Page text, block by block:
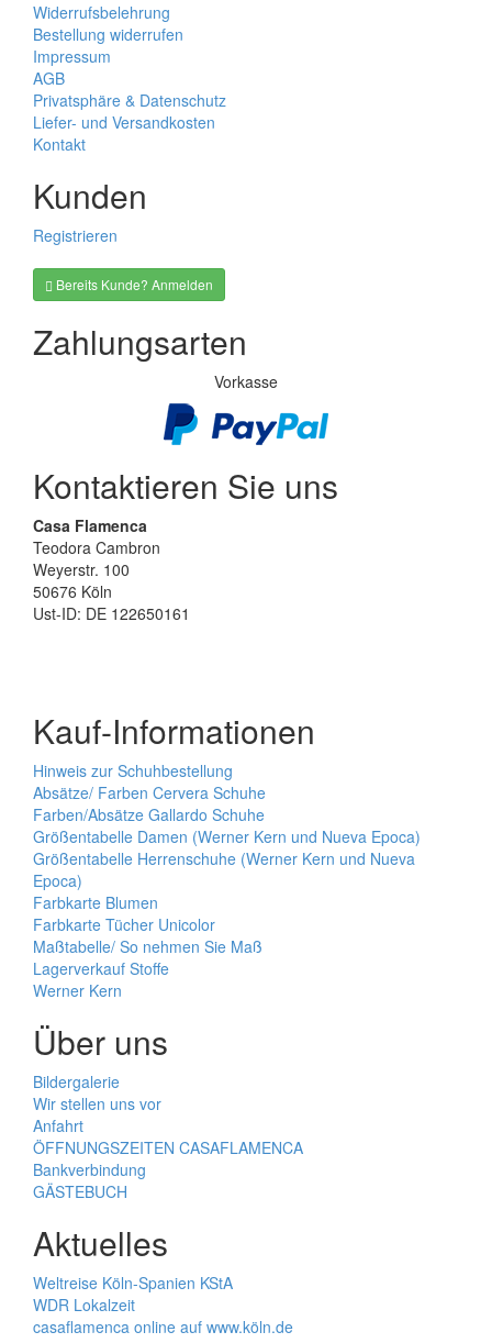
Widerrufsbelehrung
Bestellung widerrufen
Impressum
AGB
Privatsphäre & Datenschutz
Liefer- und Versandkosten
Kontakt
Kunden
Registrieren
Bereits Kunde? Anmelden
Zahlungsarten
Vorkasse
Kontaktieren Sie uns
Casa Flamenca
Teodora Cambron
Weyerstr. 100
50676 Köln
Ust-ID: DE 122650161
Kauf-Informationen
Hinweis zur Schuhbestellung
Absätze/ Farben Cervera Schuhe
Farben/Absätze Gallardo Schuhe
Größentabelle Damen (Werner Kern und Nueva Epoca)
Größentabelle Herrenschuhe (Werner Kern und Nueva
Epoca)
Farbkarte Blumen
Farbkarte Tücher Unicolor
Maßtabelle/ So nehmen Sie Maß
Lagerverkauf Stoffe
Werner Kern
Über uns
Bildergalerie
Wir stellen uns vor
Anfahrt
ÖFFNUNGSZEITEN CASAFLAMENCA
Bankverbindung
GÄSTEBUCH
Aktuelles
Weltreise Köln-Spanien KStA
WDR Lokalzeit
casaflamenca online auf www.köln.de